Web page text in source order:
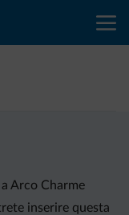
Arco Charme
inserire questa